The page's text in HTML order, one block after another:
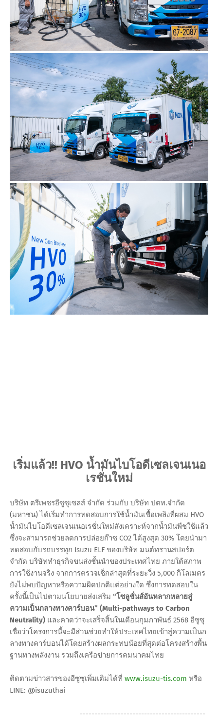
เริ่มแล้ว!! HVO น้ำมันไบโอดีเซลเจนเนอ
เรชั่นใหม่
บริษัท ตรีเพชรอีซูซุเซลส์ จำกัด ร่วมกับ บริษัท ปตท.จำกัด
(มหาชน) ได้เริ่มทำการทดสอบการใช้น้ำมันเชื้อเพลิงที่ผสม HVO
น้ำมันไบโอดีเซลเจนเนอเรชั่นใหม่สังเคราะห์จากน้ำมันพืชใช้แล้ว
ซึ่งจะสามารถช่วยลดการปล่อยก๊าซ CO2 ได้สูงสุด 30% โดยนำมา
ทดสอบกับรถบรรทุก Isuzu ELF ของบริษัท มนต์ทรานสปอร์ต
จำกัด บริษัททำธุรกิจขนส่งชั้นนำของประเทศไทย ภายใต้สภาพ
การใช้งานจริง จากการตรวจเช็กล่าสุดที่ระยะวิ่ง 5,000 กิโลเมตร
ยังไม่พบปัญหาหรือความผิดปกติแต่อย่างใด ซึ่งการทดสอบใน
ครั้งนี้เป็นไปตามนโยบายส่งเสริม “โซลูชั่นส์อันหลากหลายสู่
ความเป็นกลางทางคาร์บอน” (Multi-pathways to Carbon
Neutrality) และคาดว่าจะเสร็จสิ้นในเดือนกุมภาพันธ์ 2568 อีซูซุ
เชื่อว่าโครงการนี้จะมีส่วนช่วยทำให้ประเทศไทยเข้าสู่ความเป็นก
ลางทางคาร์บอนได้โดยสร้างผลกระทบน้อยที่สุดต่อโครงสร้างพื้น
ฐานทางพลังงาน รวมถึงเครือข่ายการคมนาคมไทย
ติดตามข่าวสารของอีซูซุเพิ่มเติมได้ที่ www.isuzu-tis.com หรือ
LINE: @isuzuthai
-------------------------------------------